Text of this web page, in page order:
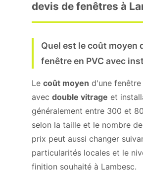
devis de fenêtres à
Quel est le coût moyen
fenêtre en PVC avec
Le coût moyen d'une fenêtre
avec double vitrage et
généralement entre 300 et
selon la taille et le nombre
prix peut aussi changer
particularités locales et le
finition souhaité à Lambesc.